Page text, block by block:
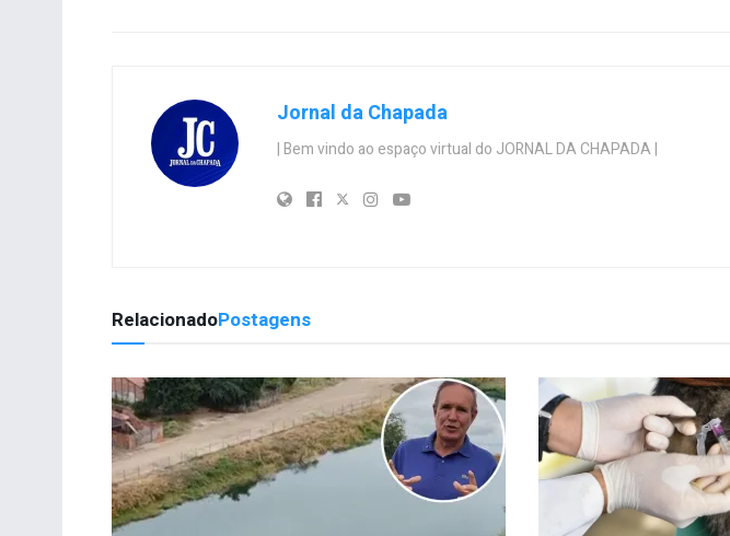
Jornal da Chapada
| Bem vindo ao espaço virtual do JORNAL DA CHAPADA |
RelacionadoPostagens